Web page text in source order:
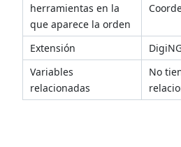
herramientas en la
que aparece la orden
Extensión
Variables
relacionadas
No